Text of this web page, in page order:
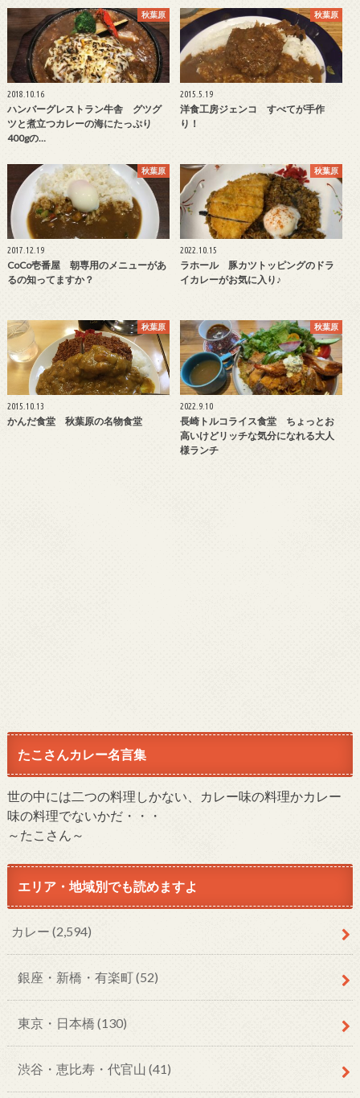
秋葉原
2018.10.16
ハンバーグレストラン牛舎 グツグ
ツと煮立つカレーの海にたっぷり
400gの…
秋葉原
2015.5.19
洋食工房ジェンコ すべてが手作
り！
秋葉原
2017.12.19
CoCo壱番屋 朝専用のメニューがあ
るの知ってますか？
秋葉原
2022.10.15
ラホール 豚カツトッピングのドラ
イカレーがお気に入り♪
秋葉原
2015.10.13
かんだ食堂 秋葉原の名物食堂
秋葉原
2022.9.10
長崎トルコライス食堂 ちょっとお
高いけどリッチな気分になれる大人
様ランチ
たこさんカレー名言集
世の中には二つの料理しかない、カレー味の料理かカレー
味の料理でないかだ・・・
～たこさん～
エリア・地域別でも読めますよ
カレー (2,594)
銀座・新橋・有楽町(52)
東京・日本橋 (130)
渋谷・恵比寿・代官山 (41)